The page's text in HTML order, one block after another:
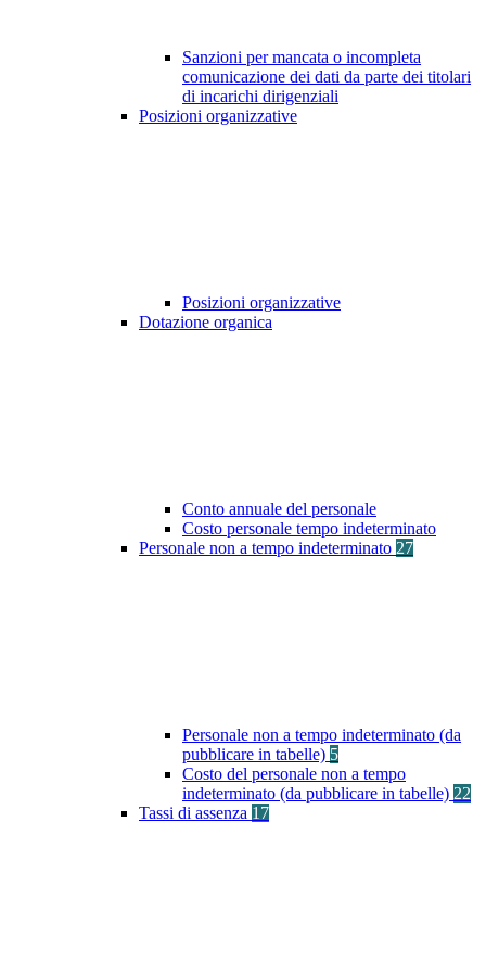
Sanzioni per mancata o incompleta
comunicazione dei dati da parte dei titolari
di incarichi dirigenziali
Posizioni organizzative
Posizioni organizzative
Dotazione organica
Conto annuale del personale
Costo personale tempo indeterminato
Personale non a tempo indeterminato 27
Personale non a tempo indeterminato (da
pubblicare in tabelle) 5
Costo del personale non a tempo
indeterminato (da pubblicare in tabelle) 22
Tassi di assenza 17